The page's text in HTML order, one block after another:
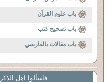
باب علوم القرآن
باب تصحيح كتب
باب مقالات بالفارسي
فاسألوا اهل الذكر